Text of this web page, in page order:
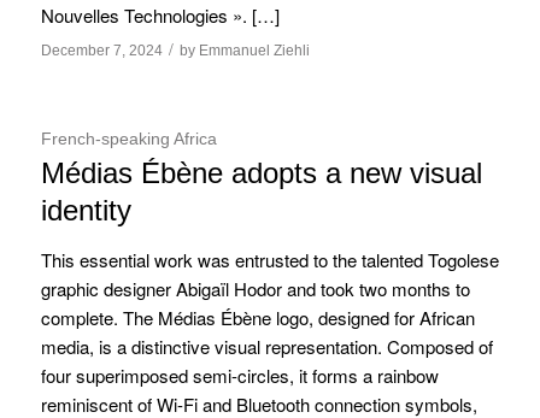
Nouvelles Technologies ». […]
December 7, 2024 / by Emmanuel Ziehli
French-speaking Africa
Médias Ébène adopts a new visual
identity
This essential work was entrusted to the talented Togolese
graphic designer Abigaïl Hodor and took two months to
complete. The Médias Ébène logo, designed for African
media, is a distinctive visual representation. Composed of
four superimposed semi-circles, it forms a rainbow
reminiscent of Wi-Fi and Bluetooth connection symbols,